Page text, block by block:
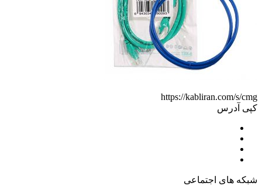
https://kabliran.com/s/cmg
کپی آدرس
شبکه های اجتماعی